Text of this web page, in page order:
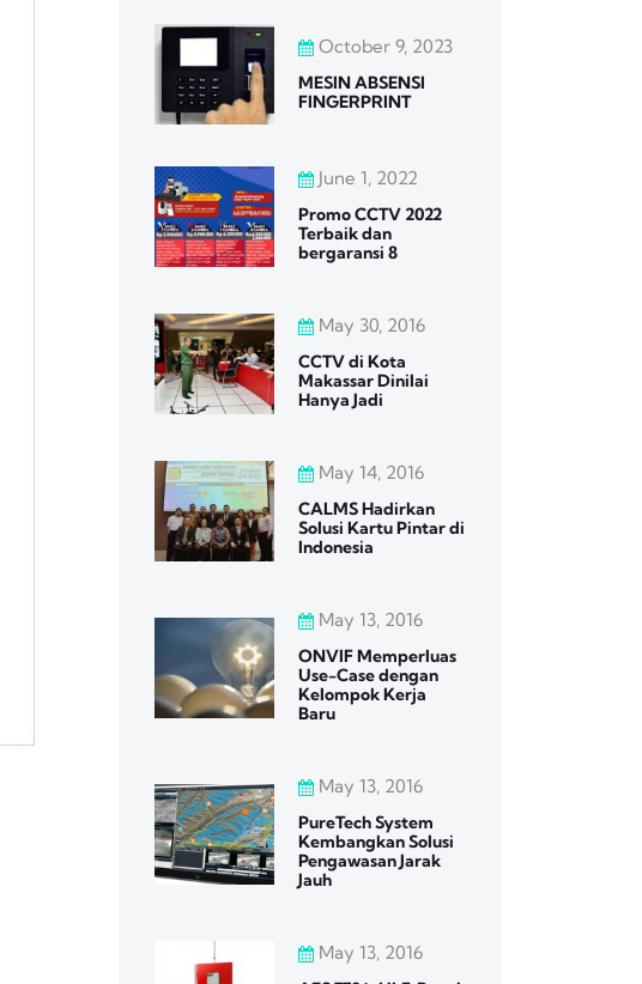
October 9, 2023
MESIN ABSENSI
FINGERPRINT
June 1, 2022
Promo CCTV 2022
Terbaik dan
bergaransi 8
May 30, 2016
CCTV di Kota
Makassar Dinilai
Hanya Jadi
May 14, 2016
CALMS Hadirkan
Solusi Kartu Pintar di
Indonesia
May 13, 2016
ONVIF Memperluas
Use-Case dengan
Kelompok Kerja
Baru
May 13, 2016
PureTech System
Kembangkan Solusi
Pengawasan Jarak
Jauh
May 13, 2016